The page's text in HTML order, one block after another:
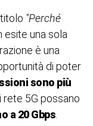
"Perché
una sola
è una
di poter
sono più
rete 5G possano
a 20 Gbps